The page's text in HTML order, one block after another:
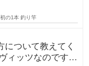
の1本 釣り竿
ついて教えてく